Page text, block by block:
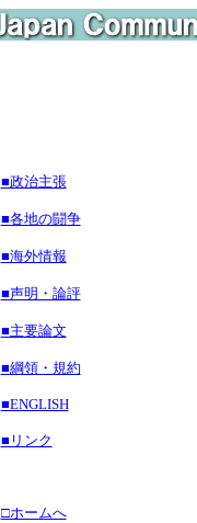
■政治主張
■各地の闘争
■海外情報
■声明・論評
■主要論文
■綱領・規約
■ENGLISH
■リンク
□ホームへ